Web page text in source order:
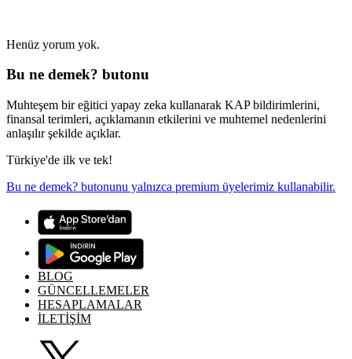
Henüz yorum yok.
Bu ne demek? butonu
Muhteşem bir eğitici yapay zeka kullanarak KAP bildirimlerini,
finansal terimleri, açıklamanın etkilerini ve muhtemel nedenlerini
anlaşılır şekilde açıklar.
Türkiye'de ilk ve tek!
Bu ne demek? butonunu yalnızca premium üyelerimiz kullanabilir.
BLOG
GÜNCELLEMELER
HESAPLAMALAR
İLETİŞİM